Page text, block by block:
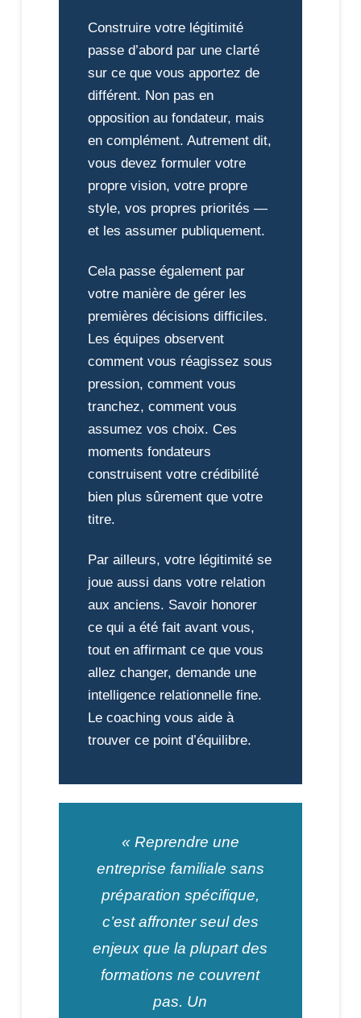
Construire votre légitimité
passe d’abord par une clarté
sur ce que vous apportez de
différent. Non pas en
opposition au fondateur, mais
en complément. Autrement dit,
vous devez formuler votre
propre vision, votre propre
style, vos propres priorités —
et les assumer publiquement.
Cela passe également par
votre manière de gérer les
premières décisions difficiles.
Les équipes observent
comment vous réagissez sous
pression, comment vous
tranchez, comment vous
assumez vos choix. Ces
moments fondateurs
construisent votre crédibilité
bien plus sûrement que votre
titre.
Par ailleurs, votre légitimité se
joue aussi dans votre relation
aux anciens. Savoir honorer
ce qui a été fait avant vous,
tout en affirmant ce que vous
allez changer, demande une
intelligence relationnelle fine.
Le coaching vous aide à
trouver ce point d’équilibre.
« Reprendre une
entreprise familiale sans
préparation spécifique,
c’est affronter seul des
enjeux que la plupart des
formations ne couvrent
pas. Un